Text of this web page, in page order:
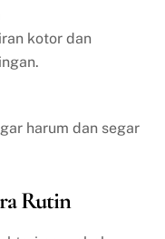
kotor dan
harum dan segar
Rutin